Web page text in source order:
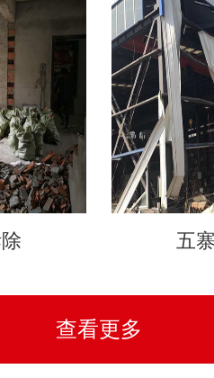
五
查看更多